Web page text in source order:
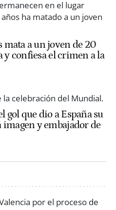
mata a un joven de 20
y confiesa el crimen a la
gol que dio a España su
y embajador de